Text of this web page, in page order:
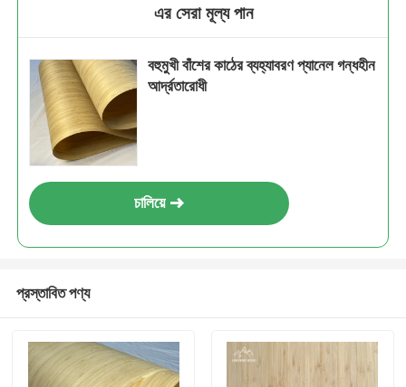
এর সেরা মূল্য পান
বহুমুখী বাঁশের কাঠের ব্যহ্যাবরণ প্যানেল গন্ধহীন
আর্দ্রতারোধী
চালিয়ে
প্রস্তাবিত পণ্য